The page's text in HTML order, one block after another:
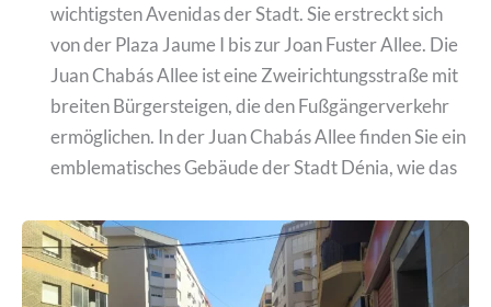
wichtigsten Avenidas der Stadt. Sie erstreckt sich
von der Plaza Jaume I bis zur Joan Fuster Allee. Die
Juan Chabás Allee ist eine Zweirichtungsstraße mit
breiten Bürgersteigen, die den Fußgängerverkehr
ermöglichen. In der Juan Chabás Allee finden Sie ein
emblematisches Gebäude der Stadt Dénia, wie das